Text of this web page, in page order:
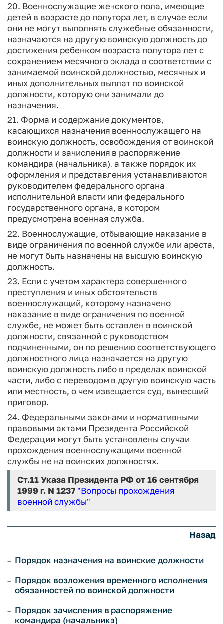
20. Военнослужащие женского пола, имеющие
детей в возрасте до полутора лет, в случае если
они не могут выполнять служебные обязанности,
назначаются на другую воинскую должность до
достижения ребенком возраста полутора лет с
сохранением месячного оклада в соответствии с
занимаемой воинской должностью, месячных и
иных дополнительных выплат по воинской
должности, которую они занимали до
назначения.
21. Форма и содержание документов,
касающихся назначения военнослужащего на
воинскую должность, освобождения от воинской
должности и зачисления в распоряжение
командира (начальника), а также порядок их
оформления и представления устанавливаются
руководителем федерального органа
исполнительной власти или федерального
государственного органа, в котором
предусмотрена военная служба.
22. Военнослужащие, отбывающие наказание в
виде ограничения по военной службе или ареста,
не могут быть назначены на высшую воинскую
должность.
23. Если с учетом характера совершенного
преступления и иных обстоятельств
военнослужащий, которому назначено
наказание в виде ограничения по военной
службе, не может быть оставлен в воинской
должности, связанной с руководством
подчиненными, он по решению соответствующего
должностного лица назначается на другую
воинскую должность либо в пределах воинской
части, либо с переводом в другую воинскую часть
или местность, о чем извещается суд, вынесший
приговор.
24. Федеральными законами и нормативными
правовыми актами Президента Российской
Федерации могут быть установлены случаи
прохождения военнослужащими военной
службы не на воинских должностях.
Ст.11Указа Президента РФ от 16 сентября
1999 г. N 1237 "Вопросы прохождения
военной службы"
Назад
Порядок назначения на воинские должности
Порядок возложения временного исполнения
обязанностей по воинской должности
Порядок зачисления в распоряжение
командира (начальника)